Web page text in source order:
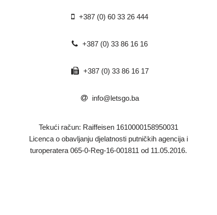
+387 (0) 60 33 26 444
+387 (0) 33 86 16 16
+387 (0) 33 86 16 17
info@letsgo.ba
Tekući račun: Raiffeisen 1610000158950031
​Licenca o obavljanju djelatnosti putničkih agencija i
turoperatera 065-0-Reg-16-001811 od 11.05.2016.